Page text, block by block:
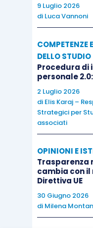
9 Luglio 2026
di Luca Vannoni
COMPETENZE
DELLO STUDIO
Procedura di
personale
2 Luglio 2026
di Elis Karaj –
Strategici per
associati
OPINIONI E
Trasparenza
cambia con
Direttiva UE
30 Giugno 2026
di Milena